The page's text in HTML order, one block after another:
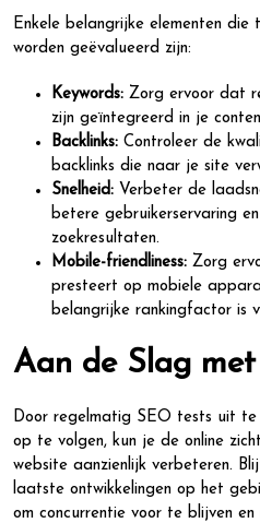
Enkele belangrijke elementen
worden geëvalueerd zijn:
Keywords: Zorg ervoor dat
zijn geïntegreerd in je
Backlinks: Controleer de
backlinks die naar je site
Snelheid: Verbeter de
betere gebruikerservaring
zoekresultaten.
Mobile-friendliness: Zorg
presteert op mobiele
belangrijke rankingfactor is
Aan de Slag
Door regelmatig SEO tests uit te
op te volgen, kun je de online
website aanzienlijk verbeteren.
laatste ontwikkelingen op het
om concurrentie voor te blijven